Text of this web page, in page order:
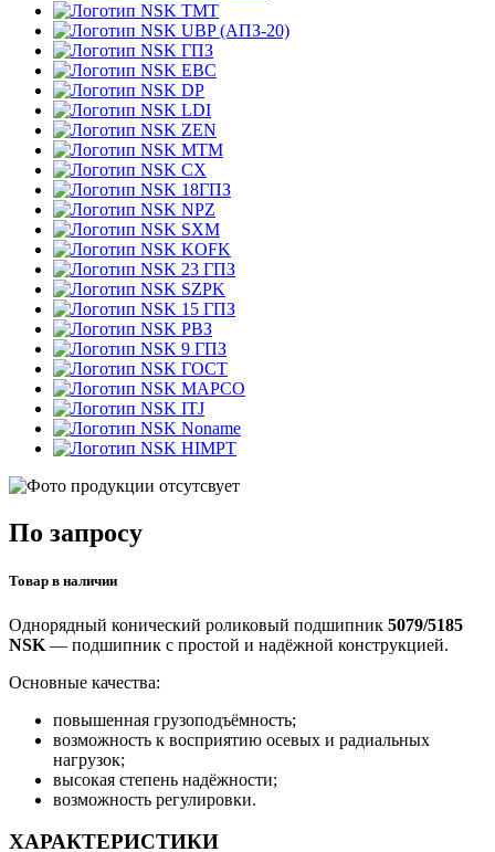
TMT
UBP (АПЗ-20)
ГПЗ
EBC
DP
LDI
ZEN
MTM
CX
18ГПЗ
NPZ
SXM
KOFK
23 ГПЗ
SZPK
15 ГПЗ
РВЗ
9 ГПЗ
ГОСТ
MAPCO
ITJ
Noname
HIMPT
По запросу
Товар в наличии
Однорядный конический роликовый подшипник 5079/5185
NSK — подшипник с простой и надёжной конструкцией.
Основные качества:
повышенная грузоподъёмность;
возможность к восприятию осевых и радиальных
нагрузок;
высокая степень надёжности;
возможность регулировки.
ХАРАКТЕРИСТИКИ